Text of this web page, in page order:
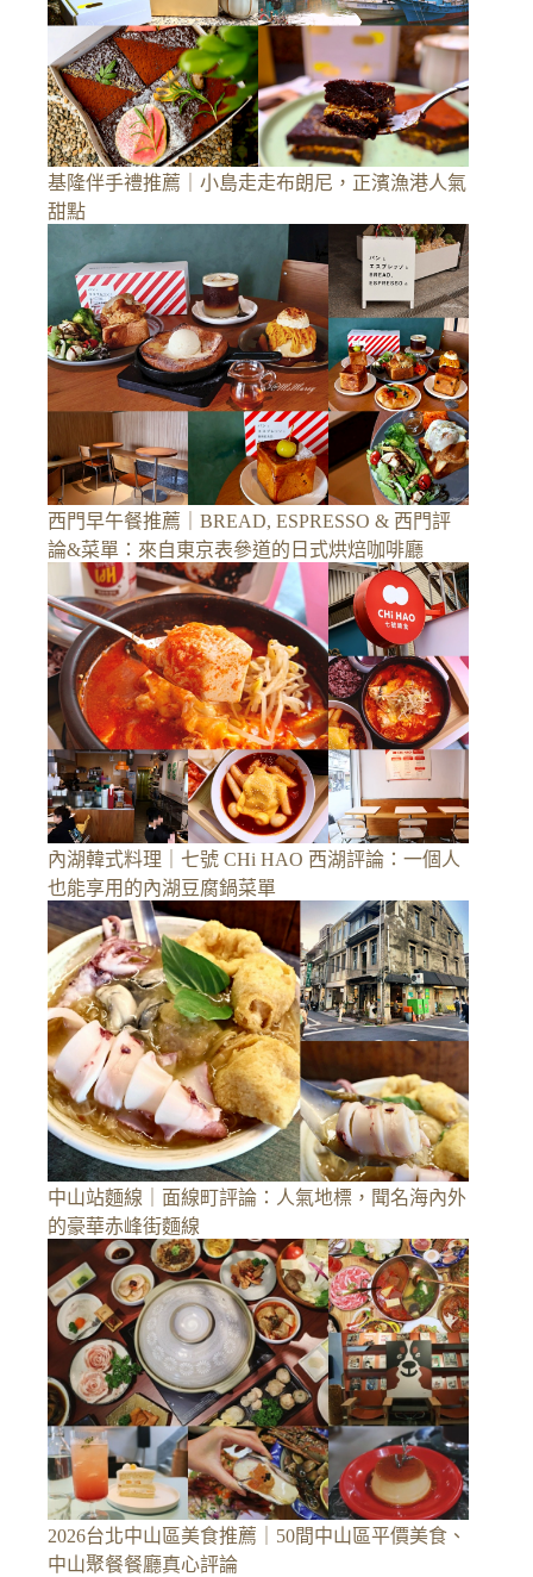
基隆伴手禮推薦｜小島走走布朗尼，正濱漁港人氣
甜點
西門早午餐推薦｜BREAD, ESPRESSO & 西門評
論&菜單：來自東京表參道的日式烘焙咖啡廳
內湖韓式料理｜七號 CHi HAO 西湖評論：一個人
也能享用的內湖豆腐鍋菜單
中山站麵線｜面線町評論：人氣地標，聞名海內外
的豪華赤峰街麵線
2026台北中山區美食推薦｜50間中山區平價美食、
中山聚餐餐廳真心評論